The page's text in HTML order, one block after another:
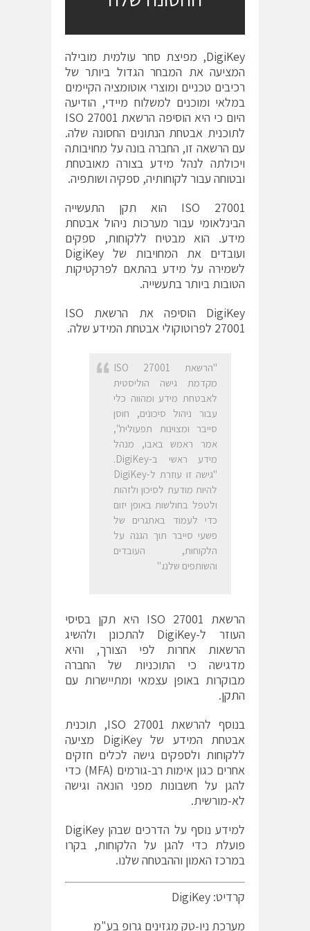
DigiKey‏, מפיצת סחר עולמית מובילה
המציעה את המבחר הגדול ביותר של
רכיבים טכניים ומוצרי אוטומציה הקיימים
במלאי ומוכנים למשלוח מיידי, הודיעה
היום כי היא הוסיפה הרשאת ISO 27001
לתוכנית אבטחת הנתונים החסונה שלה.
עם הרשאה זו, החברה בונה על מחויבותה
ויכולתה לנהל מידע בצורה מאובטחת
ובטוחה עבור לקוחותיה, ספקיה ושותפיה.
ISO 27001 הוא תקן התעשייה
הבינלאומי עבור מערכות ניהול אבטחת
מידע. הוא מבטיח ללקוחות, ספקים
ועובדים את המחויבות של DigiKey
לשמירה על מידע בהתאם לפרקטיקות
הטובות ביותר בתעשייה.
DigiKey הוסיפה את הרשאת ISO
27001 לפרוטוקולי אבטחת המידע שלה.
"הרשאת ISO 27001
מקדמת גישה הוליסטית
לאבטחת מידע ומהווה כלי
עבור ניהול סיכונים, חוסן
סייבר ומצוינות תפעולית",
אמר ראמש באבו, מנהל
מידע ראשי ב-DigiKey.
"גישה זו עוזרת ל-DigiKey
להיות מודעת לסיכון ולזהות
ולטפל בחולשות באופן יזום
כדי לעמוד באתגרים של
פשעי סייבר תוך הגנה על
הלקוחות, העובדים
והשותפים שלנו."
הרשאת ISO 27001 היא תקן בסיסי
העוזר ל-DigiKey להתכונן ולהשיג
הרשאות אחרות לפי הצורך, והיא
מדגישה כי התוכניות של החברה
מבוקרות באופן עצמאי ומתיישרות עם
התקן.
בנוסף להרשאת ISO 27001, תוכנית
אבטחת המידע של DigiKey מציעה
ללקוחות ולספקים גישה לכלים חזקים
אחרים כגון אימות רב-גורמים (MFA) כדי
להגן על חשבונות מפני הונאה וגישה
לא-מורשית.
למידע נוסף על הדרכים שבהן DigiKey
פועלת כדי להגן על הלקוחות, בקרו
במרכז האמון וההבטחה שלנו.
קרדיט: DigiKey
מערכת ניו-טק מגזינים גרופ בע"מ